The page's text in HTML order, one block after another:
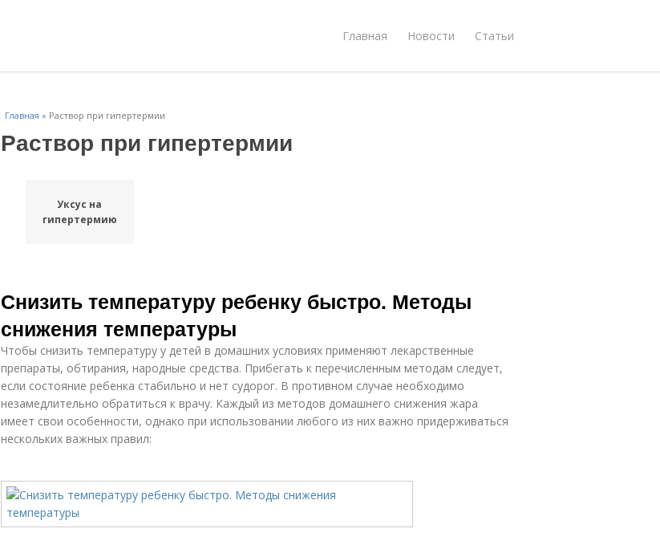
Главная Новости Статьи
Главная » Раствор при гипертермии
Раствор при гипертермии
Уксус на
гипертермию
Снизить температуру ребенку быстро. Методы
снижения температуры
Чтобы снизить температуру у детей в домашних условиях применяют лекарственные
препараты, обтирания, народные средства. Прибегать к перечисленным методам следует,
если состояние ребенка стабильно и нет судорог. В противном случае необходимо
незамедлительно обратиться к врачу. Каждый из методов домашнего снижения жара
имеет свои особенности, однако при использовании любого из них важно придерживаться
нескольких важных правил: